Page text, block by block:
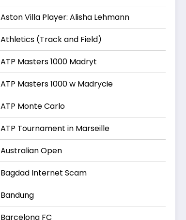
Aston Villa Player: Alisha Lehmann
Athletics (Track and Field)
ATP Masters 1000 Madryt
ATP Masters 1000 w Madrycie
ATP Monte Carlo
ATP Tournament in Marseille
Australian Open
Bagdad Internet Scam
Bandung
Barcelona FC